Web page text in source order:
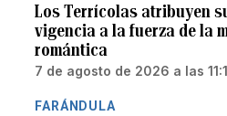
Los Terrícolas atribuyen
vigencia a la fuerza de la
romántica
7 de agosto de 2026 a las
FARÁNDULA